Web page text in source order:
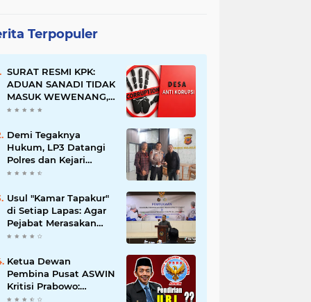
Terpopuler
SURAT RESMI KPK:
ADUAN SANADI TIDAK
MASUK WEWENANG,
DESA BABAKAN
DESA ANTI KORUPSI
OLEH KEJAKSAAN
Demi Tegaknya
Hukum, LP3 Datangi
Polres dan Kejari
Majalengka; Minta
Proporsional:
Restoratif untuk
Lemah, Tegas untuk
Narkoba & Oknum
Usul "Kamar Tapakur"
di Setiap Lapas: Agar
Pejabat Merasakan
Suasana Penjara, Tak
Menyalahgunakan
Amanah
Ketua Dewan
Pembina Pusat ASWIN
Kritisi Prabowo:
Evaluasi Pendirian